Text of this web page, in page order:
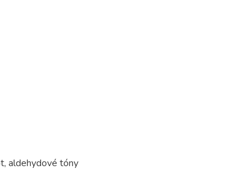
aldehydové tóny